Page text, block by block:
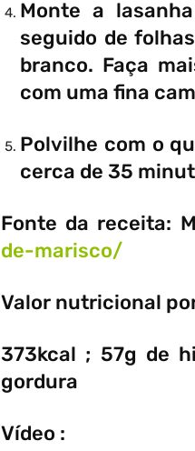
Monte a
seguido de
branco. Faça
com uma fina
Polvilhe com o
cerca de 35
Fonte da receita:
de-marisco/
Valor nutricional
373kcal ; 57g de
gordura
Vídeo :